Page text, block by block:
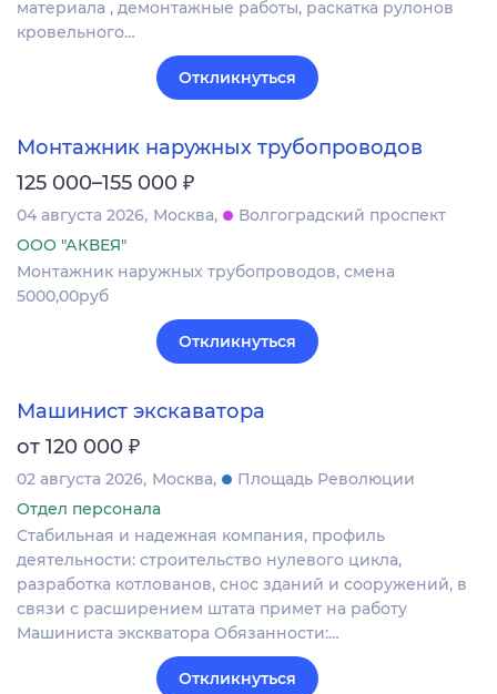
материала , демонтажные работы, раскатка рулонов
кровельного…
Откликнуться
Монтажник наружных трубопроводов
125 000–155 000 ₽
04 августа 2026 Москва
Волгоградский проспект
ООО "АКВЕЯ"
Монтажник наружных трубопроводов, смена
5000,00руб
Откликнуться
Машинист экскаватора
от 120 000 ₽
02 августа 2026 Москва
Площадь Революции
Отдел персонала
Стабильная и надежная компания, профиль
деятельности: строительство нулевого цикла,
разработка котлованов, снос зданий и сооружений, в
связи с расширением штата примет на работу
Машиниста экскватора Обязанности:…
Откликнуться